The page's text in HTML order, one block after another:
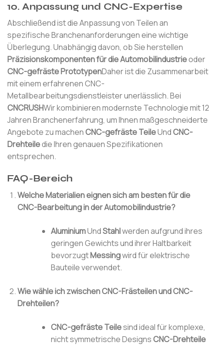
10. Anpassung und CNC-Expertise
Abschließend ist die Anpassung von Teilen an
spezifische Branchenanforderungen eine wichtige
Überlegung. Unabhängig davon, ob Sie herstellen
Präzisionskomponenten für die Automobilindustrieoder
CNC-gefräste PrototypenDaher ist die Zusammenarbeit
mit einem erfahrenen CNC-
Metallbearbeitungsdienstleister unerlässlich. Bei
CNCRUSHWir kombinieren modernste Technologie mit 12
Jahren Branchenerfahrung, um Ihnen maßgeschneiderte
Angebote zu machenCNC-gefräste TeileUndCNC-
Drehteiledie Ihren genauen Spezifikationen
entsprechen.
FAQ-Bereich
Welche Materialien eignen sich am besten für die
CNC-Bearbeitung in der Automobilindustrie?
AluminiumUndStahlwerden aufgrund ihres
geringen Gewichts und ihrer Haltbarkeit
bevorzugtMessingwird für elektrische
Bauteile verwendet.
Wie wähle ich zwischen CNC-Frästeilen und CNC-
Drehteilen?
CNC-gefräste Teilesind ideal für komplexe,
nicht symmetrische DesignsCNC-Drehteile